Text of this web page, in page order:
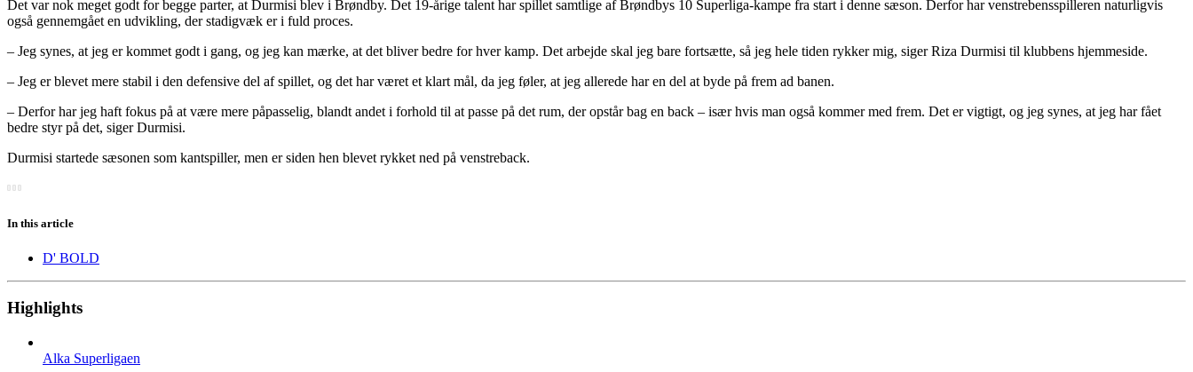
Det var nok meget godt for begge parter, at Durmisi blev i Brøndby. Det 19-årige talent har spillet samtlige af Brøndbys 10 Superliga-kampe fra start i denne sæson. Derfor har venstrebensspilleren naturligvis
også gennemgået en udvikling, der stadigvæk er i fuld proces.
– Jeg synes, at jeg er kommet godt i gang, og jeg kan mærke, at det bliver bedre for hver kamp. Det arbejde skal jeg bare fortsætte, så jeg hele tiden rykker mig, siger Riza Durmisi til klubbens hjemmeside.
– Jeg er blevet mere stabil i den defensive del af spillet, og det har været et klart mål, da jeg føler, at jeg allerede har en del at byde på frem ad banen.
– Derfor har jeg haft fokus på at være mere påpasselig, blandt andet i forhold til at passe på det rum, der opstår bag en back – især hvis man også kommer med frem. Det er vigtigt, og jeg synes, at jeg har fået
bedre styr på det, siger Durmisi.
Durmisi startede sæsonen som kantspiller, men er siden hen blevet rykket ned på venstreback.
In this article
D' BOLD
Highlights
Alka Superligaen